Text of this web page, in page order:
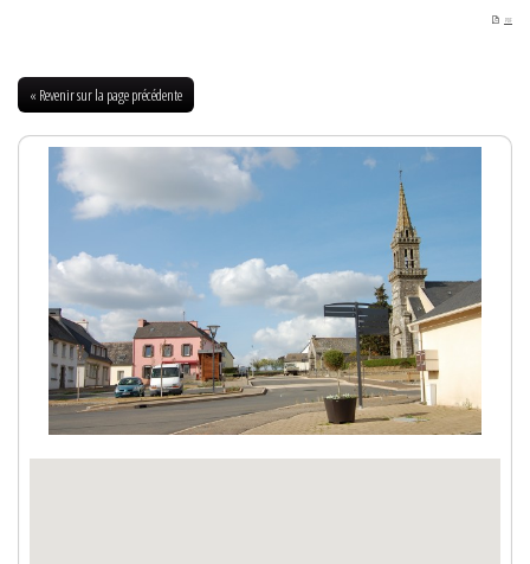
PDF
« Revenir sur la page précédente